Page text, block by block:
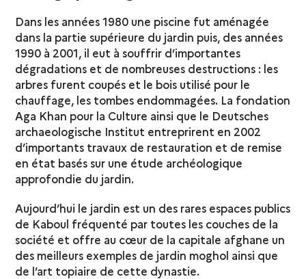
Dans les années 1980 une piscine fut aménagée
dans la partie supérieure du jardin puis, des années
1990 à 2001, il eut à souffrir d’importantes
dégradations et de nombreuses destructions : les
arbres furent coupés et le bois utilisé pour le
chauffage, les tombes endommagées. La fondation
Aga Khan pour la Culture ainsi que le Deutsches
archaeologische Institut entreprirent en 2002
d’importants travaux de restauration et de remise
en état basés sur une étude archéologique
approfondie du jardin.
Aujourd’hui le jardin est un des rares espaces publics
de Kaboul fréquenté par toutes les couches de la
société et offre au cœur de la capitale afghane un
des meilleurs exemples de jardin moghol ainsi que
de l’art topiaire de cette dynastie.